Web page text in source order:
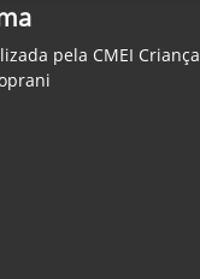
pela CMEI Criança